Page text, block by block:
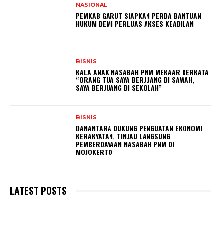
NASIONAL
PEMKAB GARUT SIAPKAN PERDA BANTUAN
HUKUM DEMI PERLUAS AKSES KEADILAN
BISNIS
KALA ANAK NASABAH PNM MEKAAR BERKATA
“ORANG TUA SAYA BERJUANG DI SAWAH,
SAYA BERJUANG DI SEKOLAH”
BISNIS
DANANTARA DUKUNG PENGUATAN EKONOMI
KERAKYATAN, TINJAU LANGSUNG
PEMBERDAYAAN NASABAH PNM DI
MOJOKERTO
LATEST POSTS